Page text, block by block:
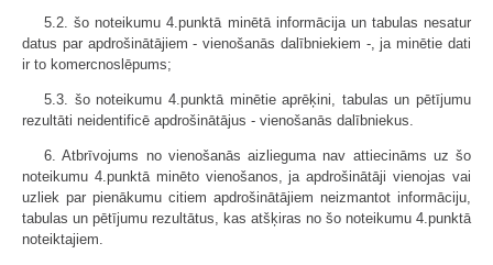
5.2. šo noteikumu 4.punktā minētā informācija un tabulas nesatur
datus par apdrošinātājiem - vienošanās dalībniekiem -, ja minētie dati
ir to komercnoslēpums;
5.3. šo noteikumu 4.punktā minētie aprēķini, tabulas un pētījumu
rezultāti neidentificē apdrošinātājus - vienošanās dalībniekus.
6. Atbrīvojums no vienošanās aizlieguma nav attiecināms uz šo
noteikumu 4.punktā minēto vienošanos, ja apdrošinātāji vienojas vai
uzliek par pienākumu citiem apdrošinātājiem neizmantot informāciju,
tabulas un pētījumu rezultātus, kas atšķiras no šo noteikumu 4.punktā
noteiktajiem.